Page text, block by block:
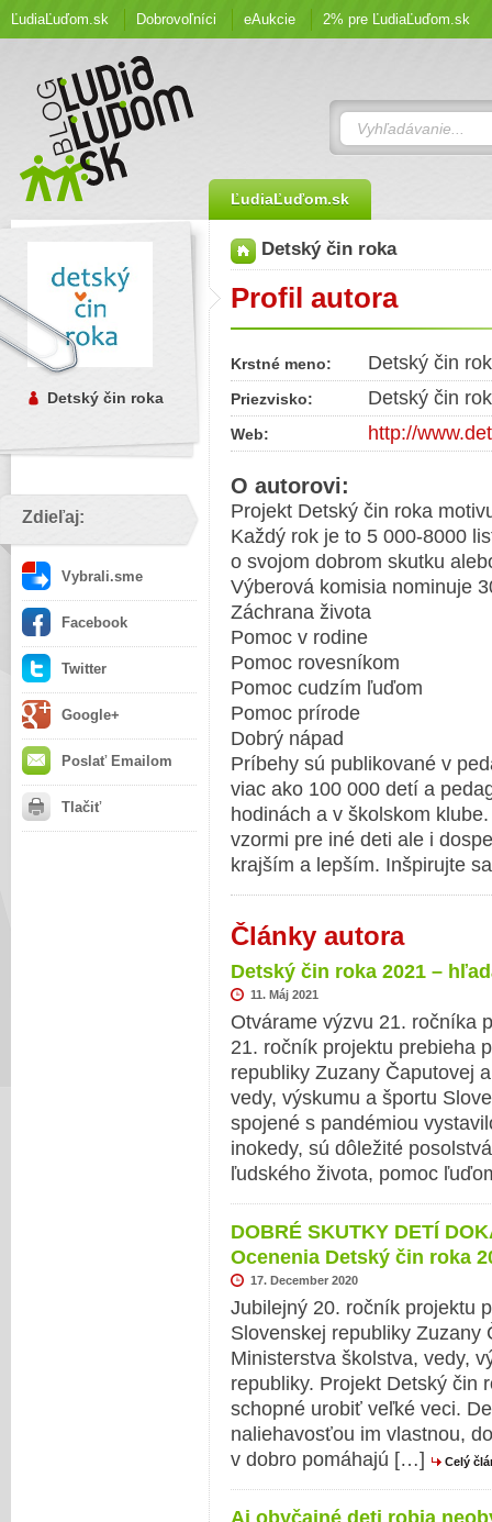
ĽudiaĽuďom.sk Dobrovoľníci eAukcie 2% pre ĽudiaĽuďom.sk
ĽudiaĽuďom.sk
Detský čin roka
Zdieľaj:
Vybrali.sme
Facebook
Twitter
Google+
Poslať Emailom
Tlačiť
Detský čin roka
Profil autora
Krstné meno: Detský čin
Priezvisko: Detský čin
Web: http://
O autorovi:
Projekt Detský čin roka
Každý rok je to 5 000-8000
o svojom dobrom skutku
Výberová komisia nominuje
Záchrana života
Pomoc v rodine
Pomoc rovesníkom
Pomoc cudzím ľuďom
Pomoc prírode
Dobrý nápad
Príbehy sú publikované v
viac ako 100 000 detí a
hodinách a v školskom
vzormi pre iné deti ale i
krajším a lepším. Inšpirujte
Články autora
Detský čin roka 2021 –
11. Máj 2021
Otvárame výzvu 21. ročníka
21. ročník projektu prebieha
republiky Zuzany Čaputovej
vedy, výskumu a športu
spojené s pandémiou
inokedy, sú dôležité
ľudského života, pomoc
DOBRÉ SKUTKY DETÍ
Ocenenia Detský čin roka
17. December 2020
Jubilejný 20. ročník projektu
Slovenskej republiky Zuzany
Ministerstva školstva, vedy,
republiky. Projekt Detský čin
schopné urobiť veľké veci.
naliehavosťou im vlastnou,
v dobro pomáhajú […]
Celý
Aj obyčajné deti robia